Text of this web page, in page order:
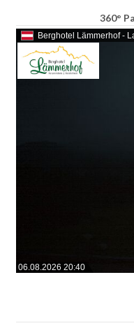
360°
Berghotel Lämmerhof -
06.08.2026 20:40